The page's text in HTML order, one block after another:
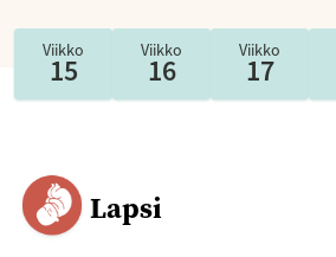
Viikko
15
Viikko
16
Viikko
17
Lapsi